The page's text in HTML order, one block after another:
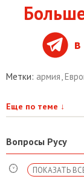
Метки: армия
Еще по теме ↓
Вопросы Русу
ПОКАЗАТЬ